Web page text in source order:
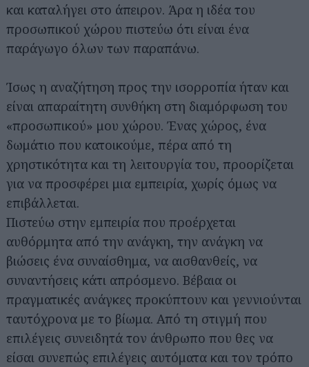
και καταλήγει στο άπειρον. Άρα η ιδέα του
προσωπικού χώρου πιστεύω ότι είναι ένα
παράγωγο όλων των παραπάνω.
Ίσως η αναζήτηση προς την ισορροπία ήταν και
είναι απαραίτητη συνθήκη στη διαμόρφωση του
«προσωπικού» μου χώρου. Ένας χώρος, ένα
δωμάτιο που κατοικούμε, πέρα από τη
χρηστικότητα και τη λειτουργία του, προορίζεται
για να προσφέρει μια εμπειρία, χωρίς όμως να
επιβάλλεται.
Πιστεύω στην εμπειρία που προέρχεται
αυθόρμητα από την ανάγκη, την ανάγκη να
βιώσεις ένα συναίσθημα, να αισθανθείς, να
συναντήσεις κάτι απρόσμενο. Βέβαια οι
πραγματικές ανάγκες προκύπτουν και γεννιούνται
ταυτόχρονα με το βίωμα. Από τη στιγμή που
επιλέγεις συνειδητά τον άνθρωπο που θες να
είσαι συνεπώς επιλέγεις αυτόματα και τον τρόπο
Αναζήτηση